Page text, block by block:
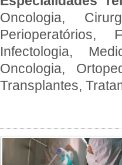
Oncologia,
Perioperatórios,
Infectologia,
Oncologia,
Transplantes,